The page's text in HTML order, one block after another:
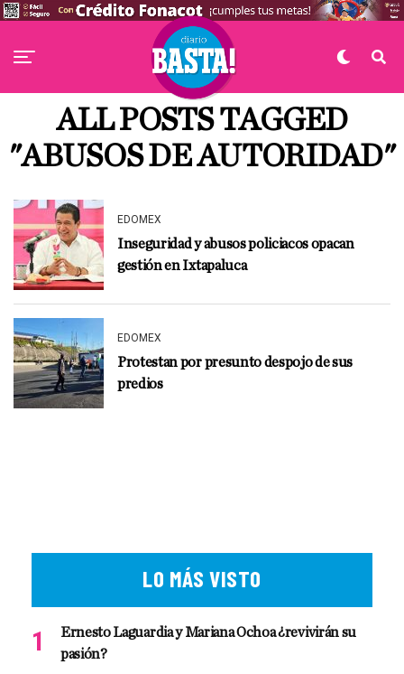
ALL POSTS TAGGED
"ABUSOS DE AUTORIDAD"
EDOMEX
Inseguridad y abusos policiacos opacan
gestión en Ixtapaluca
EDOMEX
Protestan por presunto despojo de sus
predios
LO MÁS VISTO
Ernesto Laguardia y Mariana Ochoa ¿revivirán su
pasión?